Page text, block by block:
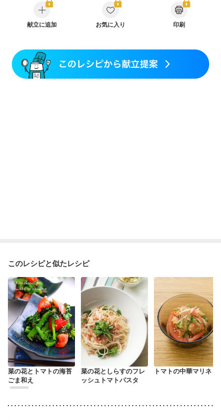
過敏性腸症候群（IBS）
糖尿病性腎症（第１期）
糖尿病性腎症（第２期）
糖尿病性腎症（第３期）
CKD（ステージ１）
CKD（ステージ２）
乳がん治療を終えた方・経過観察中の方など
妊婦健診・体重増加が気になる（初期）
妊婦健診・血圧が気になる（初期）
献立に追加 お気に入り 印刷
このレシピと似たレシピ
菜の花とトマトの海苔
ごま和え
菜の花としらすのフレ
ッシュトマトパスタ
トマトの中華マリネ